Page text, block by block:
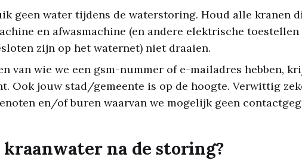
geen water tijdens de waterstoring. Houd alle kranen
en afwasmachine (en andere elektrische
zijn op het waternet) niet draaien.
van wie we een gsm-nummer of e-mailadres hebben,
Ook jouw stad/gemeente is op de hoogte. Verwittig
en/of buren waarvan we mogelijk geen
na de storing?